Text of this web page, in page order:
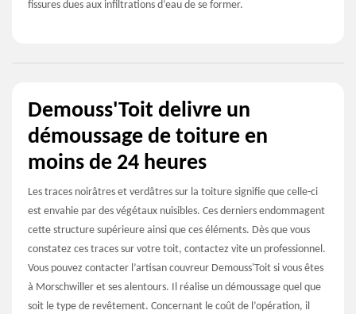
fissures dues aux infiltrations d’eau de se former.
Demouss'Toit delivre un
démoussage de toiture en
moins de 24 heures
Les traces noirâtres et verdâtres sur la toiture signifie que celle-ci
est envahie par des végétaux nuisibles. Ces derniers endommagent
cette structure supérieure ainsi que ces éléments. Dès que vous
constatez ces traces sur votre toit, contactez vite un professionnel.
Vous pouvez contacter l’artisan couvreur Demouss'Toit si vous êtes
à Morschwiller et ses alentours. Il réalise un démoussage quel que
soit le type de revêtement. Concernant le coût de l’opération, il